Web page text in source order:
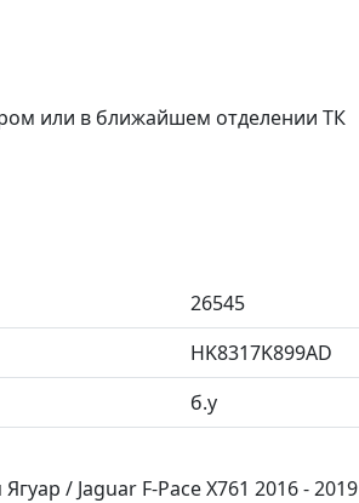
или в ближайшем отделении ТК
26545
HK8317K899AD
б.у
/ Jaguar F-Pace X761 2016 - 2019